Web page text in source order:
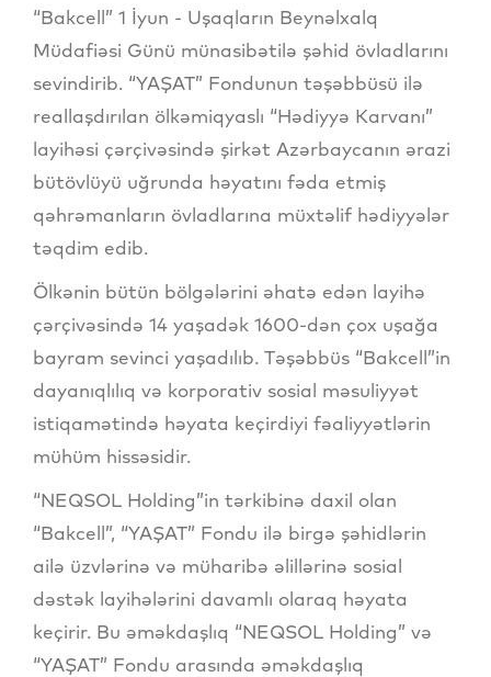
“Bakcell” 1 İyun - Uşaqların Beynəlxalq
Müdafiəsi Günü münasibətilə şəhid övladlarını
sevindirib. “YAŞAT” Fondunun təşəbbüsü ilə
reallaşdırılan ölkəmiqyaslı “Hədiyyə Karvanı”
layihəsi çərçivəsində şirkət Azərbaycanın ərazi
bütövlüyü uğrunda həyatını fəda etmiş
qəhrəmanların övladlarına müxtəlif hədiyyələr
təqdim edib.
Ölkənin bütün bölgələrini əhatə edən layihə
çərçivəsində 14 yaşadək 1600-dən çox uşağa
bayram sevinci yaşadılıb. Təşəbbüs “Bakcell”in
dayanıqlılıq və korporativ sosial məsuliyyət
istiqamətində həyata keçirdiyi fəaliyyətlərin
mühüm hissəsidir.
“NEQSOL Holding”in tərkibinə daxil olan
“Bakcell”, “YAŞAT” Fondu ilə birgə şəhidlərin
ailə üzvlərinə və müharibə əlillərinə sosial
dəstək layihələrini davamlı olaraq həyata
keçirir. Bu əməkdaşlıq “NEQSOL Holding” və
“YAŞAT” Fondu arasında əməkdaşlıq